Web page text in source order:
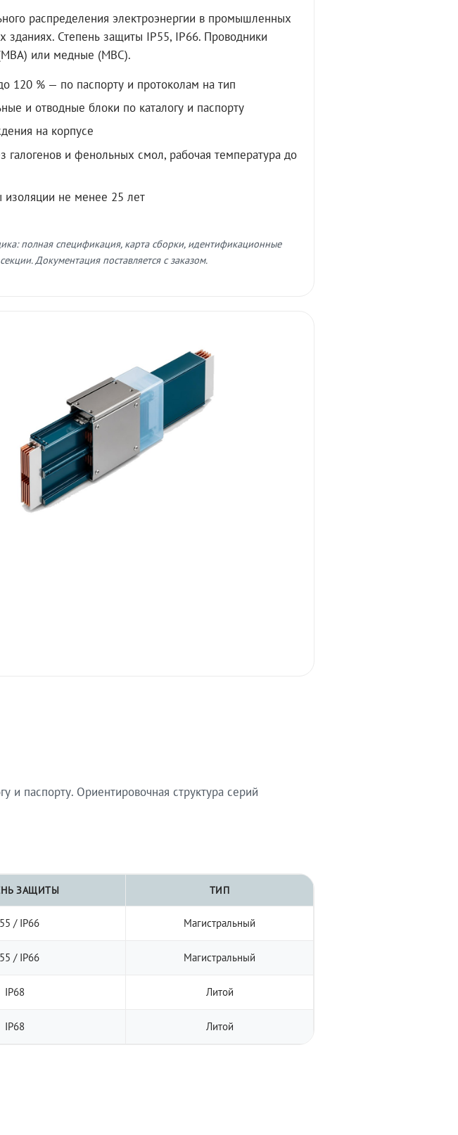
распределения электроэнергии в промышленных
зданиях. Степень защиты IP55, IP66. Проводники
или медные (МВС).
120 % — по паспорту и протоколам на тип
и отводные блоки по каталогу и паспорту
на корпусе
галогенов и фенольных смол, рабочая температура до
изоляции не менее 25 лет
полная спецификация, карта сборки, идентификационные
Документация поставляется с заказом.
и паспорту. Ориентировочная структура серий
ЗАЩИТЫ ТИП
/ IP66 Магистральный
/ IP66 Магистральный
IP68 Литой
IP68 Литой